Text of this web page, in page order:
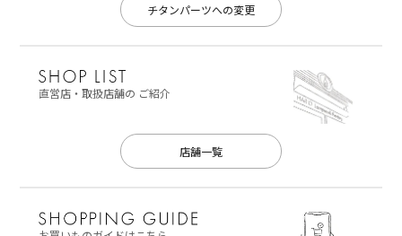
チタンパーツへの変更
直営店・取扱店舗の ご紹介
店舗一覧